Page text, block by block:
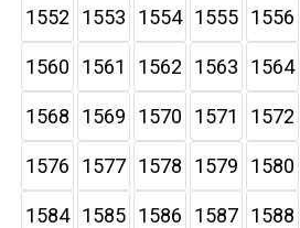
1552 1553 1554 1555 1556
1560 1561 1562 1563 1564
1568 1569 1570 1571 1572
1576 1577 1578 1579 1580
1584 1585 1586 1587 1588